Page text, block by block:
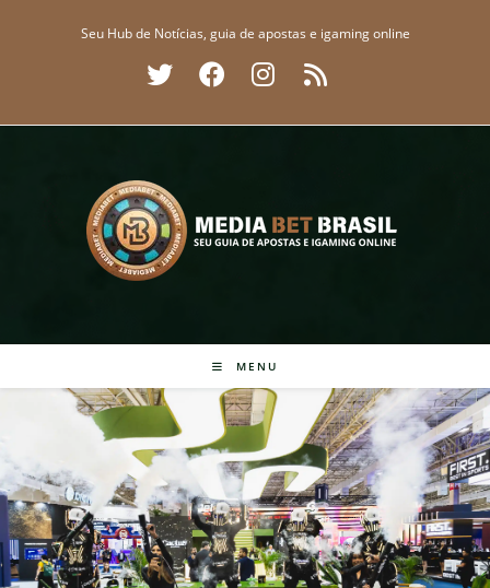
Seu Hub de Notícias, guia de apostas e igaming online
MENU